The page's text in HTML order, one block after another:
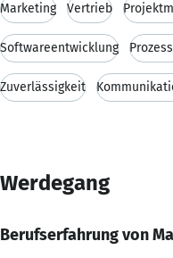
Marketing Vertrieb
Softwareentwicklung
Zuverlässigkeit
Werdegang
Berufserfahrung von